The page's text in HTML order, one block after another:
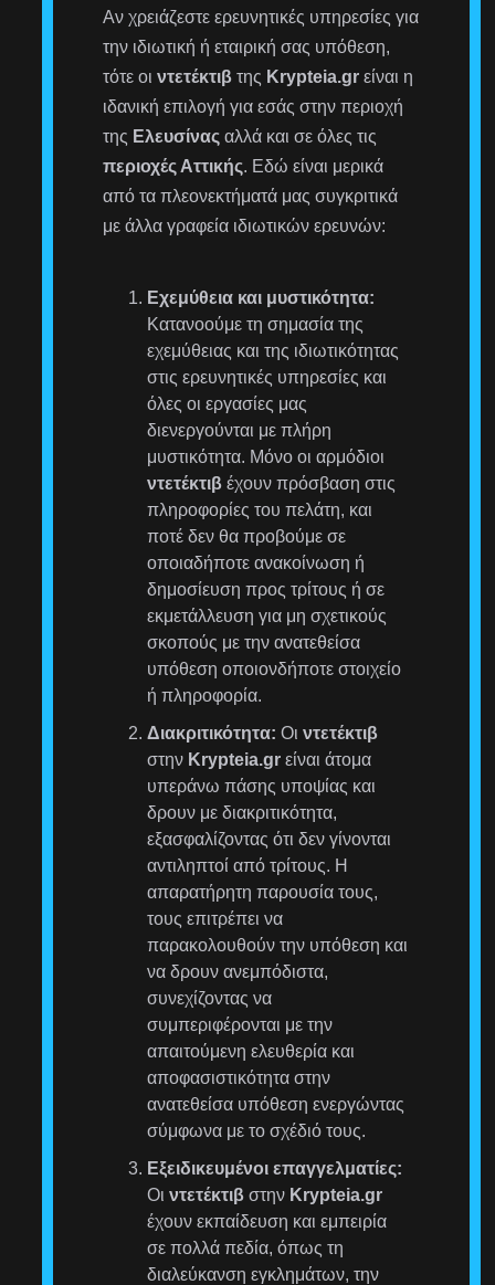
Αν χρειάζεστε ερευνητικές υπηρεσίες για
την ιδιωτική ή εταιρική σας υπόθεση,
τότε οιντετέκτιβ της Krypteia.gr είναι η
ιδανική επιλογή για εσάς στην περιοχή
της Ελευσίνας αλλά και σε όλες τις
περιοχές Αττικής. Εδώ είναι μερικά
από τα πλεονεκτήματά μας συγκριτικά
με άλλα γραφεία ιδιωτικών ερευνών:
Εχεμύθεια και μυστικότητα:
Κατανοούμε τη σημασία της
εχεμύθειας και της ιδιωτικότητας
στις ερευνητικές υπηρεσίες και
όλες οι εργασίες μας
διενεργούνται με πλήρη
μυστικότητα. Μόνο οι αρμόδιοι
ντετέκτιβ έχουν πρόσβαση στις
πληροφορίες του πελάτη, και
ποτέ δεν θα προβούμε σε
οποιαδήποτε ανακοίνωση ή
δημοσίευση προς τρίτους ή σε
εκμετάλλευση για μη σχετικούς
σκοπούς με την ανατεθείσα
υπόθεση οποιονδήποτε στοιχείο
ή πληροφορία.
Διακριτικότητα: Οιντετέκτιβ
στην Krypteia.gr είναι άτομα
υπεράνω πάσης υποψίας και
δρουν με διακριτικότητα,
εξασφαλίζοντας ότι δεν γίνονται
αντιληπτοί από τρίτους. Η
απαρατήρητη παρουσία τους,
τους επιτρέπει να
παρακολουθούν την υπόθεση και
να δρουν ανεμπόδιστα,
συνεχίζοντας να
συμπεριφέρονται με την
απαιτούμενη ελευθερία και
αποφασιστικότητα στην
ανατεθείσα υπόθεση ενεργώντας
σύμφωνα με το σχέδιό τους.
Εξειδικευμένοι επαγγελματίες:
Οιντετέκτιβ στην Krypteia.gr
έχουν εκπαίδευση και εμπειρία
σε πολλά πεδία, όπως τη
διαλεύκανση εγκλημάτων, την